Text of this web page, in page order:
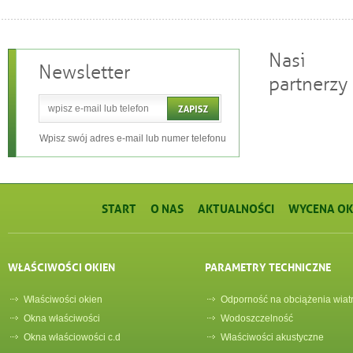
Newsletter
Wpisz swój adres e-mail lub numer telefonu
Nasi
partnerzy
START O NAS AKTUALNOŚCI WYCENA
WŁAŚCIWOŚCI OKIEN
Właściwości okien
Okna właściwości
Okna właściowości c.d
PARAMETRY TECHNICZNE
Odporność na obciążenia
Wodoszczelność
Właściwości akustyczne